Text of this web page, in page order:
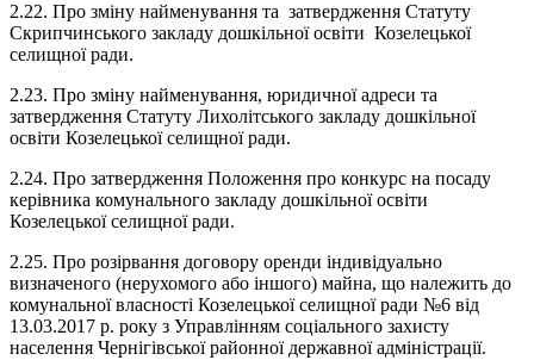
2.22. Про зміну найменування та затвердження Статуту
Скрипчинського закладу дошкільної освіти Козелецької
селищної ради.
2.23. Про зміну найменування, юридичної адреси та
затвердження Статуту Лихолітського закладу дошкільної
освіти Козелецької селищної ради.
2.24. Про затвердження Положення про конкурс на посаду
керівника комунального закладу дошкільної освіти
Козелецької селищної ради.
2.25. Про розірвання договору оренди індивідуально
визначеного (нерухомого або іншого) майна, що належить до
комунальної власності Козелецької селищної ради №6 від
13.03.2017 р. року з Управлінням соціального захисту
населення Чернігівської районної державної адміністрації.